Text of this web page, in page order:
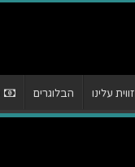
זווית עלינו הבלוגרים